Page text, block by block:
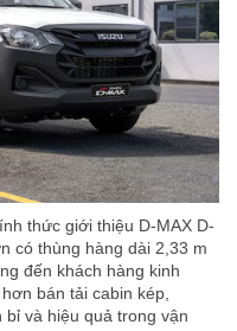
thức giới thiệu D-MAX D-
có thùng hàng dài 2,33 m
đến khách hàng kinh
bán tải cabin kép,
và hiệu quả trong vận